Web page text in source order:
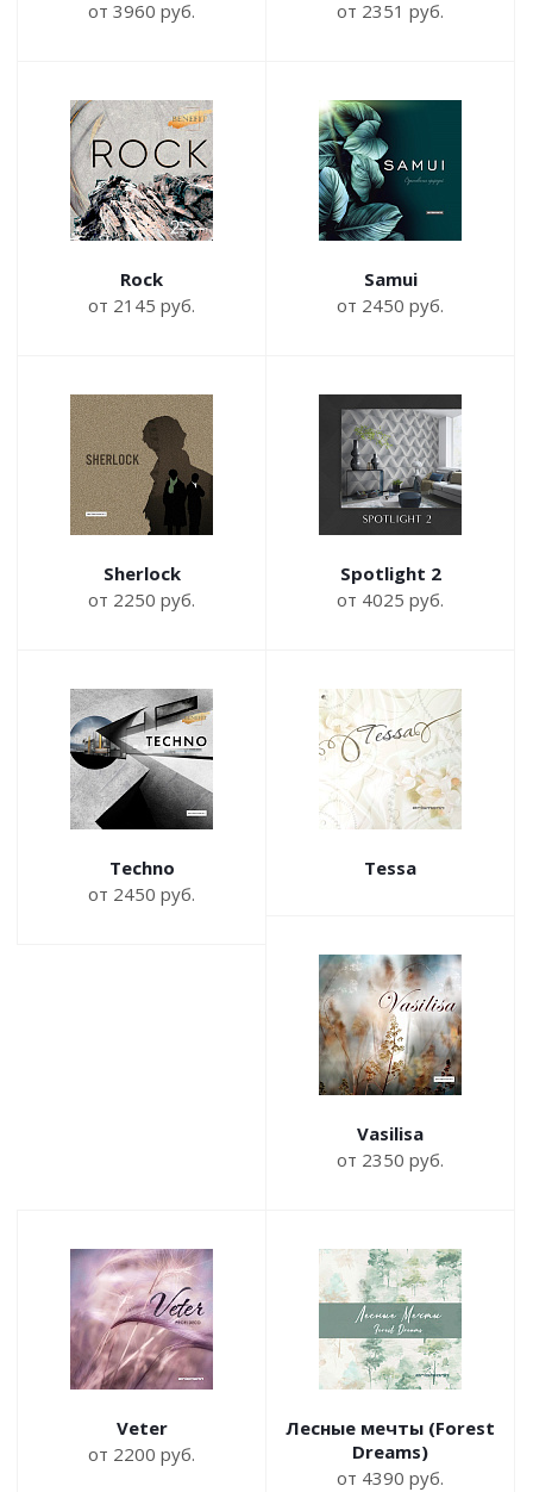
от 3960 руб. от 2351 руб.
Rock
от 2145 руб.
Samui
от 2450 руб.
Sherlock
от 2250 руб.
Spotlight 2
от 4025 руб.
Techno
от 2450 руб.
Tessa
Vasilisa
от 2350 руб.
Veter
от 2200 руб.
Лесные мечты (Forest
Dreams)
от 4390 руб.